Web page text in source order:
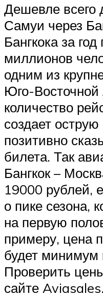
Дешевле всего
Самуи через
Бангкока за
миллионов
одним из
Юго-
количество
создает
позитивно
билета. Так
Бангкок –
19000 рублей,
о пике сезона,
на первую
примеру, цена
будет
Проверить
сайте